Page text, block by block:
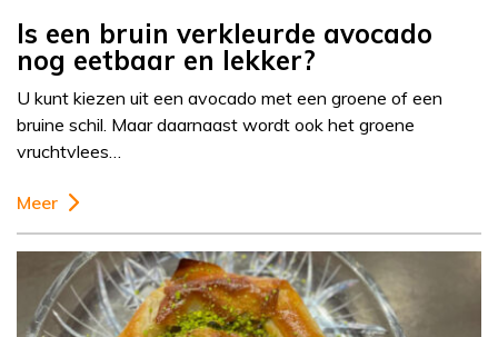
Is een bruin verkleurde avocado
nog eetbaar en lekker?
U kunt kiezen uit een avocado met een groene of een
bruine schil. Maar daarnaast wordt ook het groene
vruchtvlees…
Meer